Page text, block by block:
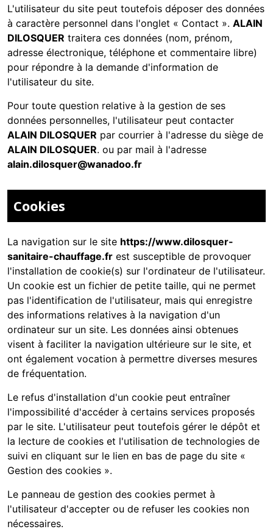
L'utilisateur du site peut toutefois déposer des données
à caractère personnel dans l'onglet « Contact ». ALAIN
DILOSQUER traitera ces données (nom, prénom,
adresse électronique, téléphone et commentaire libre)
pour répondre à la demande d'information de
l'utilisateur du site.
Pour toute question relative à la gestion de ses
données personnelles, l'utilisateur peut contacter
ALAIN DILOSQUER par courrier à l'adresse du siège de
ALAIN DILOSQUER. ou par mail à l'adresse
alain.dilosquer@wanadoo.fr
Cookies
La navigation sur le site https://www.dilosquer-
sanitaire-chauffage.fr est susceptible de provoquer
l'installation de cookie(s) sur l'ordinateur de l'utilisateur.
Un cookie est un fichier de petite taille, qui ne permet
pas l'identification de l'utilisateur, mais qui enregistre
des informations relatives à la navigation d'un
ordinateur sur un site. Les données ainsi obtenues
visent à faciliter la navigation ultérieure sur le site, et
ont également vocation à permettre diverses mesures
de fréquentation.
Le refus d'installation d'un cookie peut entraîner
l'impossibilité d'accéder à certains services proposés
par le site. L'utilisateur peut toutefois gérer le dépôt et
la lecture de cookies et l'utilisation de technologies de
suivi en cliquant sur le lien en bas de page du site «
Gestion des cookies ».
Le panneau de gestion des cookies permet à
l'utilisateur d'accepter ou de refuser les cookies non
nécessaires.